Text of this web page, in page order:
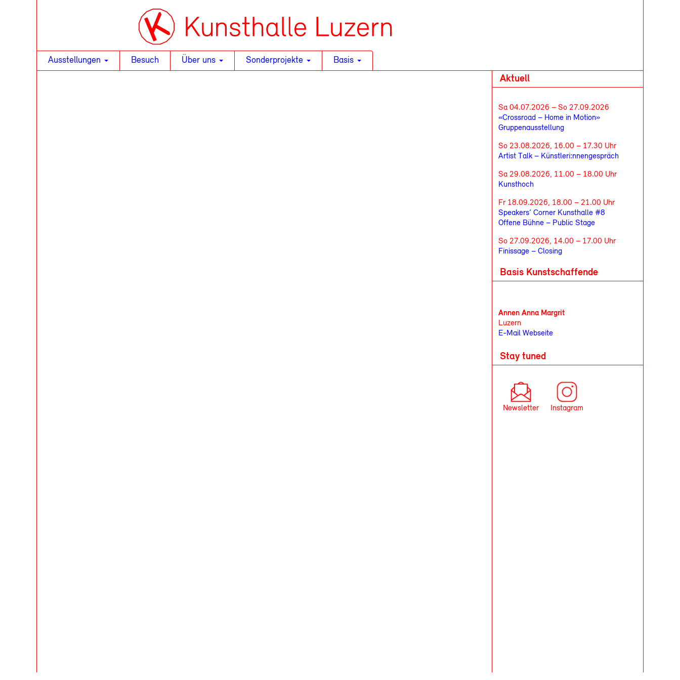
Ausstellungen Besuch Über uns Sonderprojekte Basis
Aktuell
Sa 04.07.2026 – So 27.09.2026
«Crossroad – Home in Motion»
Gruppenausstellung
So 23.08.2026, 16.00 – 17.30 Uhr
Artist Talk – Künstleri:nnengespräch
Sa 29.08.2026, 11.00 – 18.00 Uhr
Kunsthoch
Fr 18.09.2026, 18.00 – 21.00 Uhr
Speakers’ Corner Kunsthalle #8
Offene Bühne – Public Stage
So 27.09.2026, 14.00 – 17.00 Uhr
Finissage – Closing
Basis Kunstschaffende
Annen Anna Margrit
Luzern
E-MailWebseite
Stay tuned
Newsletter Instagram